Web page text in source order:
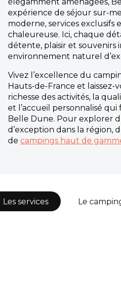
expérience de séjour sur-
moderne, services exclusifs
chaleureuse. Ici, chaque
détente, plaisir et souvenirs
environnement naturel
Vivez l’excellence du
Hauts-de-France et laissez-
richesse des activités, la
et l’accueil personnalisé
Belle Dune. Pour explorer
d’exception dans la région,
de campings haut de
Les services Le